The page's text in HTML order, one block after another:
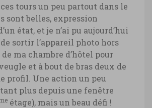
tours un peu partout dans le
sont belles, expression
état, et je n’ai pu aujourd’hui
de sortir l’appareil photo hors
ma chambre d’hôtel pour
et à bout de bras deux de
profil. Une action un peu
plus depuis une fenêtre
étage), mais un beau défi !